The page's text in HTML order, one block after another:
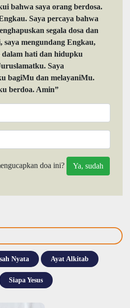
bahwa saya orang berdosa.
Saya percaya bahwa
segala dosa dan
saya mengundang Engkau,
dalam hati dan hidupku
Saya
bagiMu dan melayaniMu.
berdoa. Amin”
doa ini?
Nyata Ayat Alkitab
Siapa Yesus